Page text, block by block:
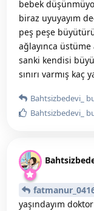
bebek
biraz uyuyayım
peş peşe
ağlayınca
sanki kendisi
sınırı varmış kaç
Bahtsizbedevi_
Bahtsizbedevi_
yaşındayım